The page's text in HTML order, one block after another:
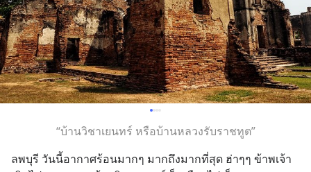
“บ้านวิชาเยนทร์ หรือบ้านหลวงรับราชทูต”
ลพบุรี วันนี้อากาศร้อนมากๆ มากถึงมากที่สุด ฮ่าๆๆ ข้าพเจ้า